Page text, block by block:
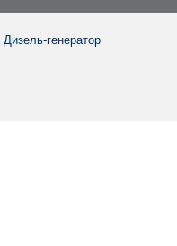
генератор